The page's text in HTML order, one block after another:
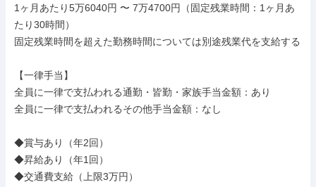
1ヶ月あたり5万6040円 〜 7万4700円（固定残業時間：1ヶ月あ
たり30時間）
固定残業時間を超えた勤務時間については別途残業代を支給する
【一律手当】
全員に一律で支払われる通勤・皆勤・家族手当金額：あり
全員に一律で支払われるその他手当金額：なし
◆賞与あり（年2回）
◆昇給あり（年1回）
◆交通費支給（上限3万円）